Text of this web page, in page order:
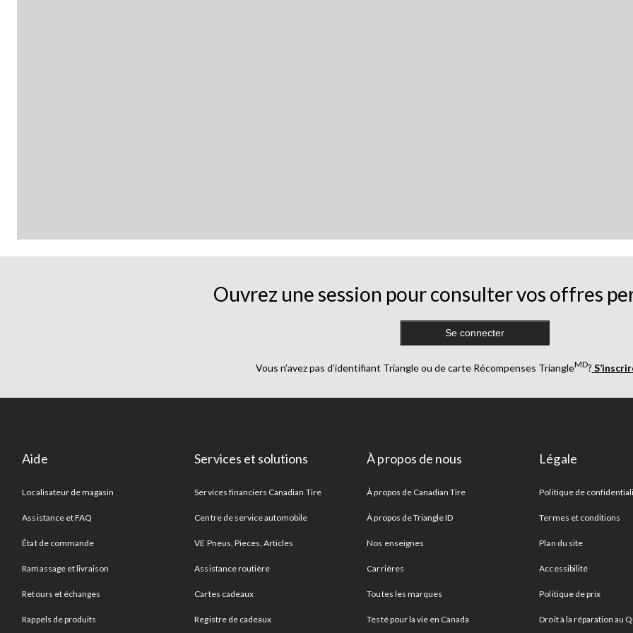
Ouvrez une session pour consulter vos offres
Se connecter
Vous n’avez pas d’identifiant Triangle ou de carte Récompenses TriangleMD?
Aide
Localisateur de magasin
Assistance et FAQ
État de commande
Ramassage et livraison
Retours et échanges
Rappels de produits
Services et solutions
Services financiers Canadian Tire
Centre de service automobile
VE Pneus, Pieces, Articles
Assistance routière
Cartes cadeaux
Registre de cadeaux
À propos de nous
À propos de Canadian Tire
À propos de Triangle ID
Nos enseignes
Carrières
Toutes les marques
Testé pour la vie en Canada
Légale
Politique de
Termes et conditions
Plan du site
Accessibilité
Politique de prix
Droit à la réparation au